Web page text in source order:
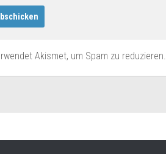
Akismet, um Spam zu reduzieren.